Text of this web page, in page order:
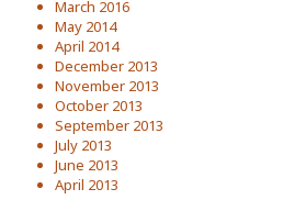
March 2016
May 2014
April 2014
December 2013
November 2013
October 2013
September 2013
July 2013
June 2013
April 2013